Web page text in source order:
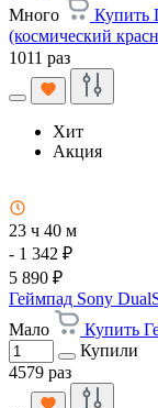
Много
Купить
(космический
1011 раз
Хит
Акция
23 ч 40 м
- 1 342 ₽
5 890 ₽
Геймпад Sony
Мало
Купить
Купили
4579 раз